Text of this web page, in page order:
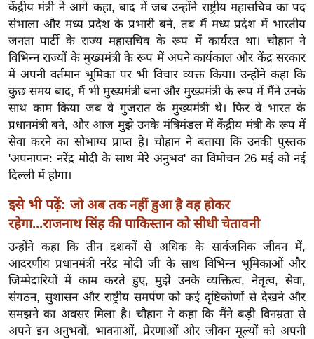
ख्सि
य
त
यं
ग
इं
डि
या
सा
हि
त्य
ज
ग
त
ऑ
टो
व
र्ल्ड
केंद्रीय मंत्री ने आगे कहा, बाद में जब उन्होंने राष्ट्रीय महासचिव का पद
संभाला और मध्य प्रदेश के प्रभारी बने, तब मैं मध्य प्रदेश में भारतीय
जनता पार्टी के राज्य महासचिव के रूप में कार्यरत था। चौहान ने
विभिन्न राज्यों के मुख्यमंत्री के रूप में अपने कार्यकाल और केंद्र सरकार
में अपनी वर्तमान भूमिका पर भी विचार व्यक्त किया। उन्होंने कहा कि
कुछ समय बाद, मैं भी मुख्यमंत्री बना और मुख्यमंत्री के रूप में मैंने उनके
साथ काम किया जब वे गुजरात के मुख्यमंत्री थे। फिर वे भारत के
प्रधानमंत्री बने, और आज मुझे उनके मंत्रिमंडल में केंद्रीय मंत्री के रूप में
सेवा करने का सौभाग्य प्राप्त है। चौहान ने बताया कि उनकी पुस्तक
'अपनापन: नरेंद्र मोदी के साथ मेरे अनुभव' का विमोचन 26 मई को नई
दिल्ली में होगा।
इसे भी पढ़ें: जो अब तक नहीं हुआ है वह होकर
रहेगा...राजनाथ सिंह की पाकिस्तान को सीधी चेतावनी
उन्होंने कहा कि तीन दशकों से अधिक के सार्वजनिक जीवन में,
आदरणीय प्रधानमंत्री नरेंद्र मोदी जी के साथ विभिन्न भूमिकाओं और
जिम्मेदारियों में काम करते हुए, मुझे उनके व्यक्तित्व, नेतृत्व, सेवा,
संगठन, सुशासन और राष्ट्रीय समर्पण को कई दृष्टिकोणों से देखने और
समझने का अवसर मिला है।चौहान ने कहा कि मैंने बड़ी विनम्रता से
अपने इन अनुभवों, भावनाओं, प्रेरणाओं और जीवन मूल्यों को अपनी